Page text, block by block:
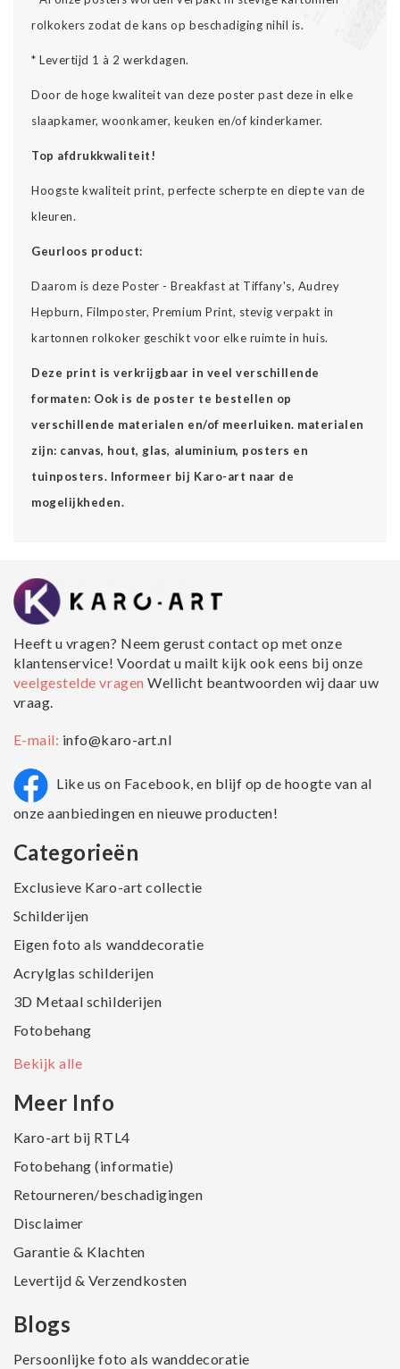
rolkokers zodat de kans op beschadiging nihil is.
* Levertijd 1 à 2 werkdagen.
Door de hoge kwaliteit van deze poster past deze in elke
slaapkamer, woonkamer, keuken en/of kinderkamer.
Top afdrukkwaliteit!
Hoogste kwaliteit print, perfecte scherpte en diepte van de
kleuren.
Geurloos product:
Daarom is deze Poster - Breakfast at Tiffany's, Audrey
Hepburn, Filmposter, Premium Print, stevig verpakt in
kartonnen rolkoker geschikt voor elke ruimte in huis.
Deze print is verkrijgbaar in veel verschillende
formaten: Ook is de poster te bestellen op
verschillende materialen en/of meerluiken. materialen
zijn: canvas, hout, glas, aluminium, posters en
tuinposters. Informeer bij Karo-art naar de
mogelijkheden.
Heeft u vragen? Neem gerust contact op met onze
klantenservice! Voordat u mailt kijk ook eens bij onze
veelgestelde vragenWellicht beantwoorden wij daar uw
vraag.
E-mail: info@karo-art.nl
Like us on Facebook, en blijf op de hoogte van al
onze aanbiedingen en nieuwe producten!
Categorieën
Exclusieve Karo-art collectie
Schilderijen
Eigen foto als wanddecoratie
Acrylglas schilderijen
3D Metaal schilderijen
Fotobehang
Bekijk alle
Meer Info
Karo-art bij RTL4
Fotobehang (informatie)
Retourneren/beschadigingen
Disclaimer
Garantie & Klachten
Levertijd & Verzendkosten
Blogs
Persoonlijke foto als wanddecoratie